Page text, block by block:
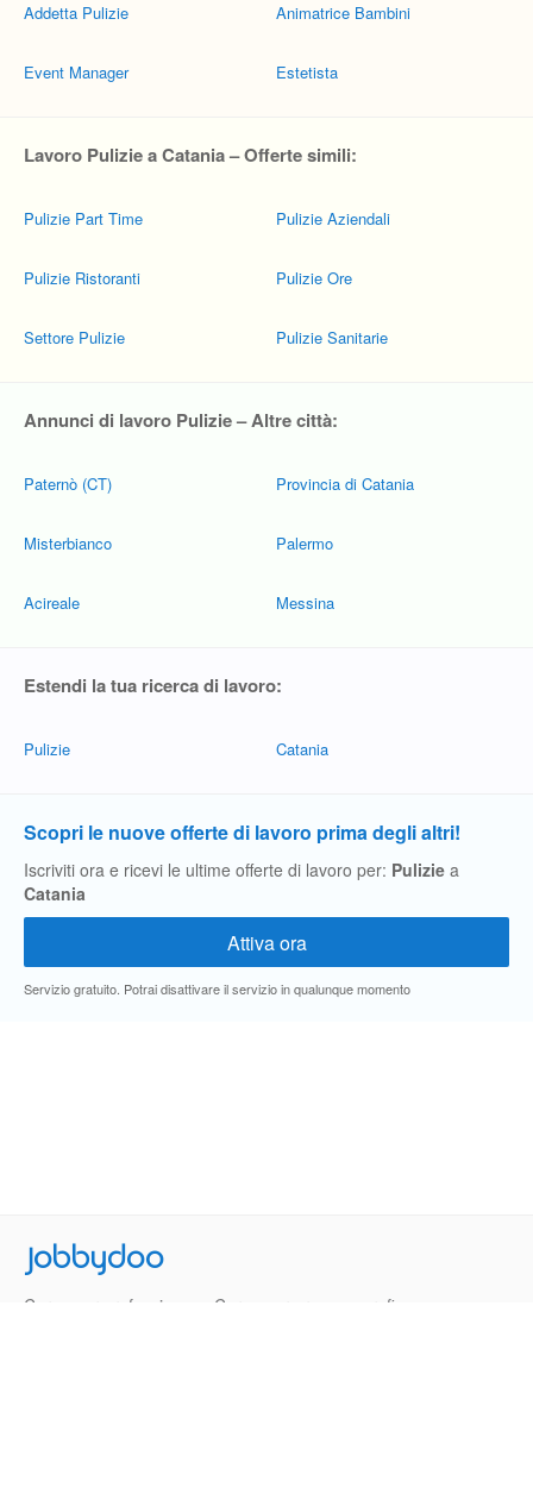
Addetta Pulizie
Event Manager
Animatrice Bambini
Estetista
Lavoro Pulizie a Catania – Offerte simili:
Pulizie Part Time
Pulizie Ristoranti
Settore Pulizie
Pulizie Aziendali
Pulizie Ore
Pulizie Sanitarie
Annunci di lavoro Pulizie – Altre città:
Paternò (CT)
Misterbianco
Acireale
Provincia di Catania
Palermo
Messina
Estendi la tua ricerca di lavoro:
Pulizie Catania
Scopri le nuove offerte di lavoro prima degli altri!
Iscriviti ora e ricevi le ultime offerte di lavoro per: Pulizie a
Catania
Servizio gratuito. Potrai disattivare il servizio in qualunque momento
Jobbydoo
Cerca per professione
Cerca per area geografica